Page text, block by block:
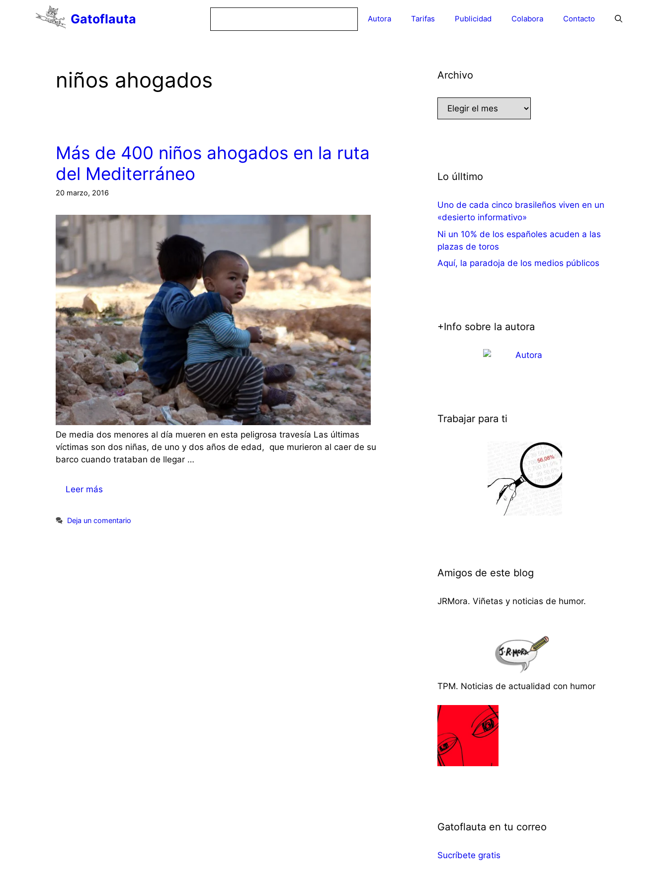
Gatoflauta Autora Tarifas Publicidad Colabora Contacto
niños ahogados
Más de 400 niños ahogados en la ruta
del Mediterráneo
20 marzo, 2016
De media dos menores al día mueren en esta peligrosa travesía Las últimas
víctimas son dos niñas, de uno y dos años de edad, que murieron al caer de su
barco cuando trataban de llegar …
Leer más
Deja un comentario
Archivo
Archivo
Lo úlltimo
Uno de cada cinco brasileños viven en un
«desierto informativo»
Ni un 10% de los españoles acuden a las
plazas de toros
Aquí, la paradoja de los medios públicos
+Info sobre la autora
Trabajar para ti
Amigos de este blog
JRMora. Viñetas y noticias de humor.
TPM. Noticias de actualidad con humor
Gatoflauta en tu correo
Sucríbete gratis